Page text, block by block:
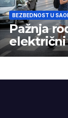
BEZBEDNOST U
Pažnja
nije